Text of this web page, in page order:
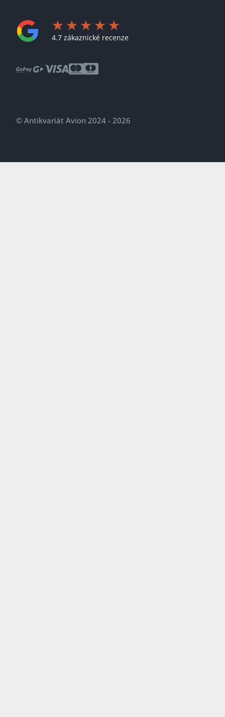
4.7 zákaznické recenze
© Antikvariát Avion 2024 - 2026